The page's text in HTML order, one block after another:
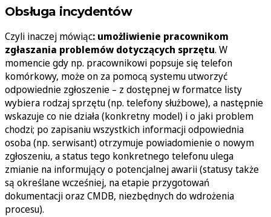
Obsługa incydentów
Czyli inaczej mówiąc: umożliwienie pracownikom
zgłaszania problemów dotyczących sprzętu. W
momencie gdy np. pracownikowi popsuje się telefon
komórkowy, może on za pomocą systemu utworzyć
odpowiednie zgłoszenie – z dostępnej w formatce listy
wybiera rodzaj sprzętu (np. telefony służbowe), a następnie
wskazuje co nie działa (konkretny model) i o jaki problem
chodzi; po zapisaniu wszystkich informacji odpowiednia
osoba (np. serwisant) otrzymuje powiadomienie o nowym
zgłoszeniu, a status tego konkretnego telefonu ulega
zmianie na informujący o potencjalnej awarii (statusy także
są określane wcześniej, na etapie przygotowań
dokumentacji oraz CMDB, niezbędnych do wdrożenia
procesu).